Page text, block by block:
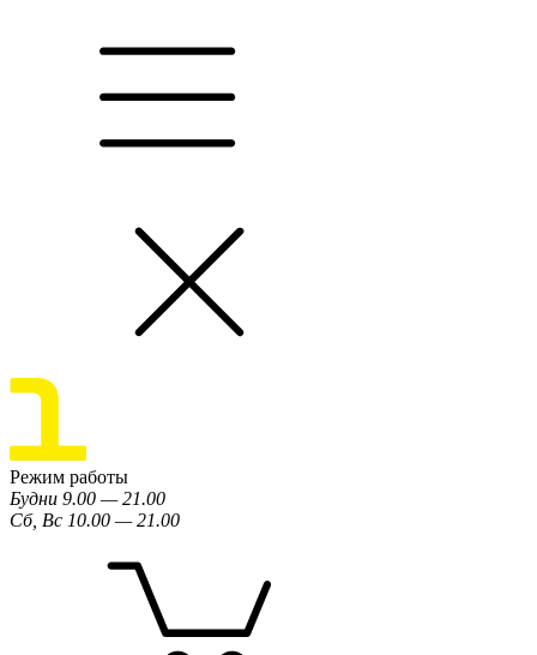
Режим работы
Будни 9.00 — 21.00
Сб, Вс 10.00 — 21.00